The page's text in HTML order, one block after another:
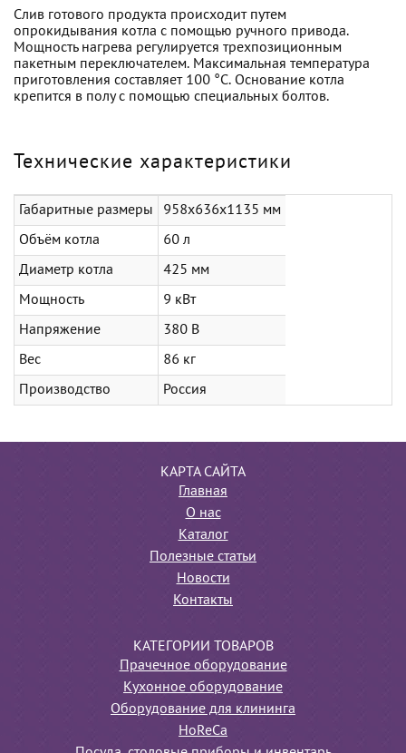
Слив готового продукта происходит путем
опрокидывания котла с помощью ручного привода.
Мощность нагрева регулируется трехпозиционным
пакетным переключателем. Максимальная температура
приготовления составляет 100 °С. Основание котла
крепится в полу с помощью специальных болтов.
Технические характеристики
Габаритные размеры 958х636х1135 мм
Объём котла 60 л
Диаметр котла 425 мм
Мощность 9 кВт
Напряжение 380 В
Вес 86 кг
Производство Россия
КАРТА САЙТА
Главная
О нас
Каталог
Полезные статьи
Новости
Контакты
КАТЕГОРИИ ТОВАРОВ
Прачечное оборудование
Кухонное оборудование
Оборудование для клининга
HoReCa